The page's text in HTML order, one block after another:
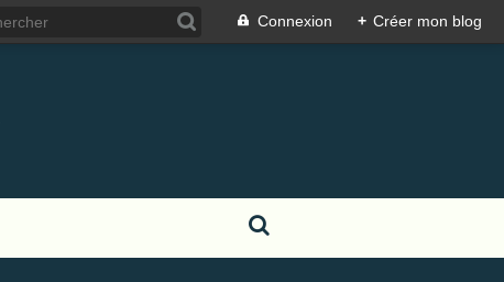
Connexion + Créer mon blog